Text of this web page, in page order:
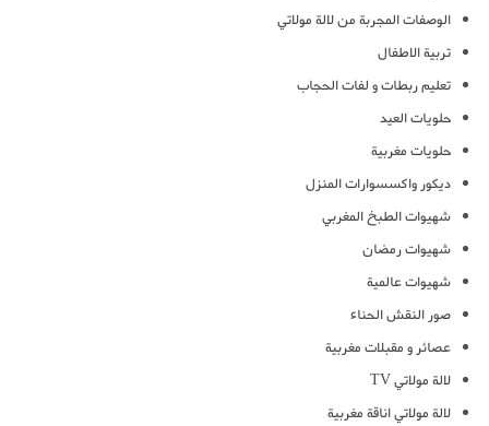
الوصفات المجربة من لالة مولاتي
تربية الاطفال
تعليم ربطات و لفات الحجاب
حلويات العيد
حلويات مغربية
ديكور واكسسوارات المنزل
شهيوات الطبخ المغربي
شهيوات رمضان
شهيوات عالمية
صور النقش الحناء
عصائر و مقبلات مغربية
لالة مولاتي TV
لالة مولاتي اناقة مغربية